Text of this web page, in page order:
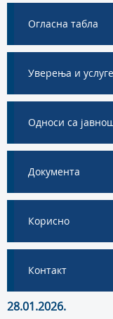
Огласна табла
Уверења и услуге
Односи са
Документа
Корисно
Контакт
28.01.2026.